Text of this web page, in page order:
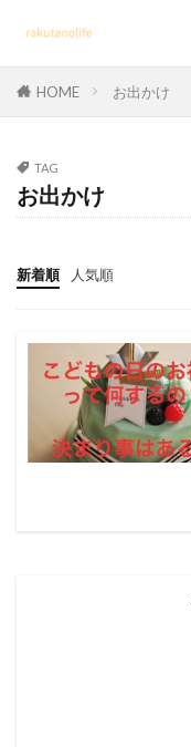
HOME お出かけ
TAG
お出かけ
新着順 人気順